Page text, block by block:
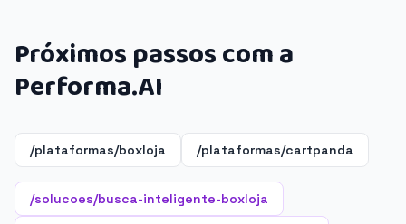
Próximos passos com a
Performa.AI
/plataformas/boxloja /plataformas/cartpanda
/solucoes/busca-inteligente-boxloja